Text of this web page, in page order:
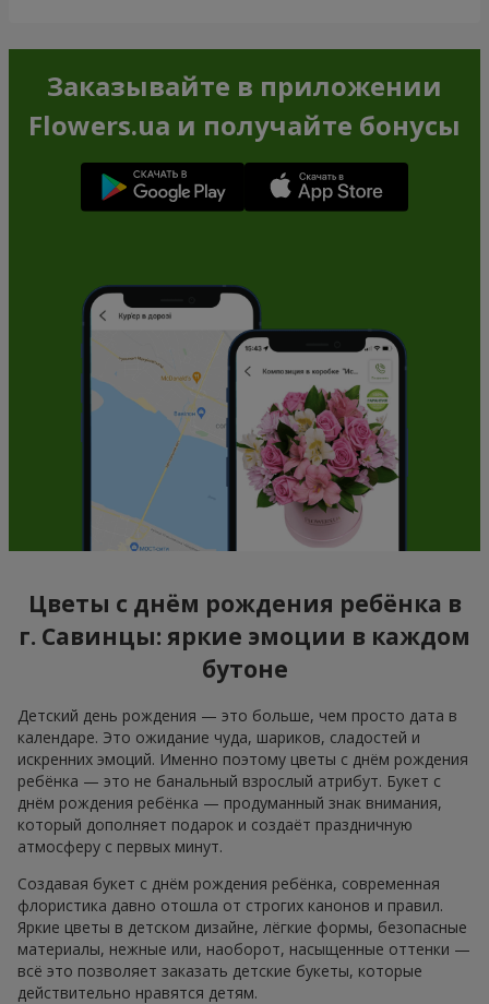
Заказывайте в приложении
Flowers.ua и получайте бонусы
Цветы с днём рождения ребёнка в
г. Савинцы: яркие эмоции в каждом
бутоне
Детский день рождения — это больше, чем просто дата в
календаре. Это ожидание чуда, шариков, сладостей и
искренних эмоций. Именно поэтому цветы с днём рождения
ребёнка — это не банальный взрослый атрибут. Букет с
днём рождения ребёнка — продуманный знак внимания,
который дополняет подарок и создаёт праздничную
атмосферу с первых минут.
Создавая букет с днём рождения ребёнка, современная
флористика давно отошла от строгих канонов и правил.
Яркие цветы в детском дизайне, лёгкие формы, безопасные
материалы, нежные или, наоборот, насыщенные оттенки —
всё это позволяет заказать детские букеты, которые
действительно нравятся детям.